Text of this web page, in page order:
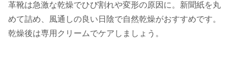
革靴は急激な乾燥でひび割れや変形の原因に。新聞紙を丸
めて詰め、風通しの良い日陰で自然乾燥がおすすめです。
乾燥後は専用クリームでケアしましょう。